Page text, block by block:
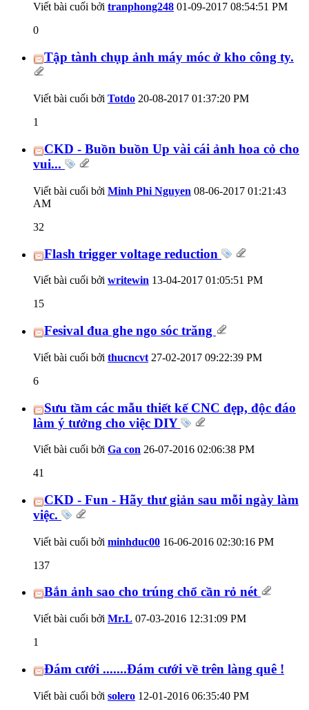
Viết bài cuối bởi tranphong248 01-09-2017 08:54:51 PM
0
Tập tành chụp ảnh máy móc ở kho công ty.
Viết bài cuối bởi Totdo 20-08-2017 01:37:20 PM
1
CKD - Buồn buồn Up vài cái ảnh hoa cỏ cho
vui...
Viết bài cuối bởi Minh Phi Nguyen 08-06-2017 01:21:43
AM
32
Flash trigger voltage reduction
Viết bài cuối bởi writewin 13-04-2017 01:05:51 PM
15
Fesival đua ghe ngo sóc trăng
Viết bài cuối bởi thucncvt 27-02-2017 09:22:39 PM
6
Sưu tầm các mẫu thiết kế CNC đẹp, độc đáo
làm ý tưởng cho việc DIY
Viết bài cuối bởi Ga con 26-07-2016 02:06:38 PM
41
CKD - Fun - Hãy thư giản sau mỗi ngày làm
việc.
Viết bài cuối bởi minhduc00 16-06-2016 02:30:16 PM
137
Bắn ảnh sao cho trúng chổ cần rỏ nét
Viết bài cuối bởi Mr.L 07-03-2016 12:31:09 PM
1
Đám cưới .......Đám cưới về trên làng quê !
Viết bài cuối bởi solero 12-01-2016 06:35:40 PM